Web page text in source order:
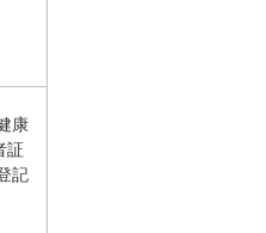
康
証
記